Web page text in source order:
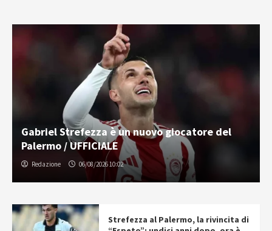
Gabriel Strefezza è un nuovo giocatore del
Palermo / UFFICIALE
Redazione 06/08/2026 10:02
Strefezza al Palermo, la rivincita di